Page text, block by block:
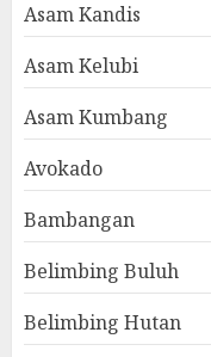
Asam Kandis
Asam Kelubi
Asam Kumbang
Avokado
Bambangan
Belimbing Buluh
Belimbing Hutan